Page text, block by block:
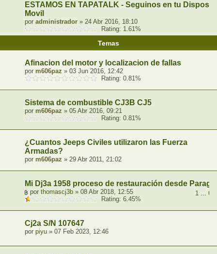
ESTAMOS EN TAPATALK - Seguinos en tu
Movil
por administrador » 24 Abr 2016, 18:10
Rating: 1.61%
Temas
Afinacion del motor y localizacion de fallas
por m606paz » 03 Jun 2016, 12:42
Rating: 0.81%
Sistema de combustible CJ3B CJ5
por m606paz » 05 Abr 2016, 09:21
Rating: 0.81%
¿Cuantos Jeeps Civiles utilizaron las Fuerza
Armadas?
por m606paz » 29 Abr 2011, 21:02
Mi Dj3a 1958 proceso de restauración desde
1 ... 6
por thomascj3b » 08 Abr 2018, 12:55
Rating: 6.45%
Cj2a S/N 107647
por piyu » 07 Feb 2023, 12:46